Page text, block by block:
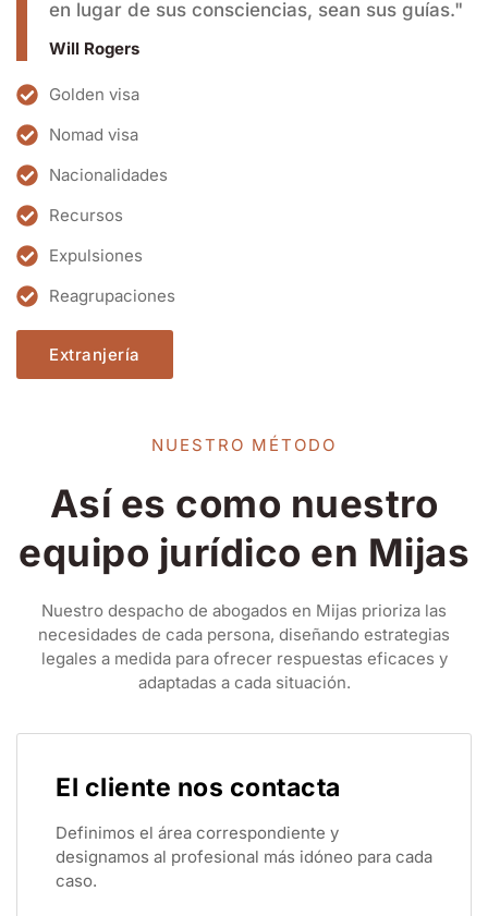
en lugar de sus consciencias, sean sus guías."
Will Rogers
Golden visa
Nomad visa
Nacionalidades
Recursos
Expulsiones
Reagrupaciones
Extranjería
NUESTRO MÉTODO
Así es como nuestro
equipo jurídico en Mijas
Nuestro despacho de abogados en Mijas prioriza las
necesidades de cada persona, diseñando estrategias
legales a medida para ofrecer respuestas eficaces y
adaptadas a cada situación.
El cliente nos contacta
Definimos el área correspondiente y
designamos al profesional más idóneo para cada
caso.